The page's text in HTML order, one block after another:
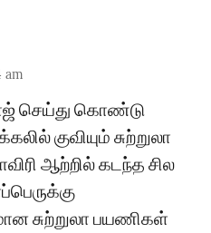
am
செய்து கொண்டு
குவியும் சுற்றுலா
ஆற்றில் கடந்த சில
சுற்றுலா பயணிகள்